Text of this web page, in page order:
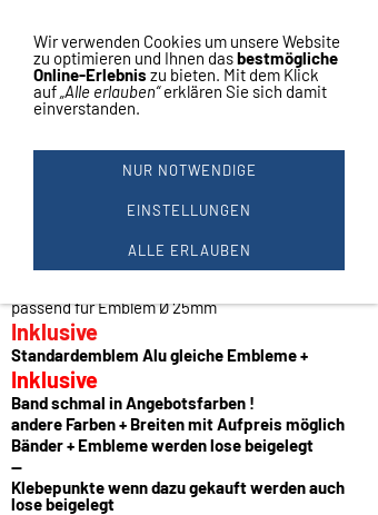
Navigation einblenden
Ø50MM G-S-B #M 600
Sehr exklusive Medaille
hochwertige Verarbeitung
passend für Emblem Ø 25mm
Inklusive
Standardemblem Alu gleiche Embleme +
Inklusive
Band schmal in Angebotsfarben !
andere Farben + Breiten mit Aufpreis möglich
Bänder + Embleme werden lose beigelegt
--
Klebepunkte wenn dazu gekauft werden auch
lose beigelegt
Wir verwenden Cookies um unsere Website
zu optimieren und Ihnen dasbestmögliche
Online-Erlebnis zu bieten. Mit dem Klick
auf„Alle erlauben“erklären Sie sich damit
einverstanden.
NUR NOTWENDIGE
EINSTELLUNGEN
ALLE ERLAUBEN